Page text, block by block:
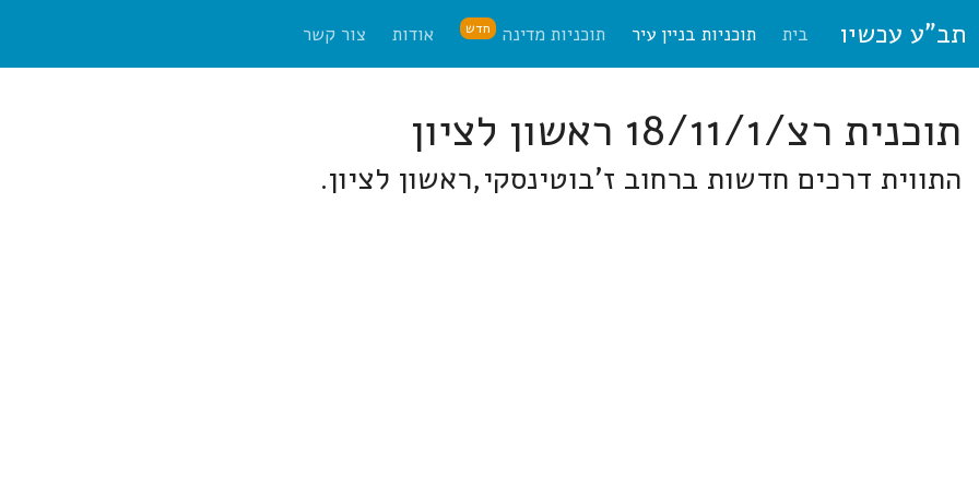
תב"ע עכשיו בית תוכניות בניין עיר תוכניות מדינה חדש אודות צור קשר
תוכנית רצ/18/11/1 ראשון לציון
התווית דרכים חדשות ברחוב ז'בוטינסקי,ראשון לציון.